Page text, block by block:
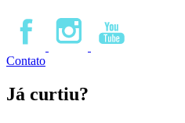
Contato
Já curtiu?